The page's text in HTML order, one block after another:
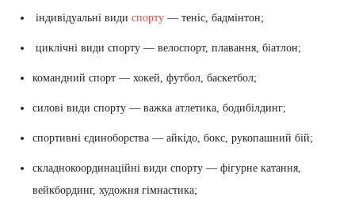
індивідуальні види спорту — теніс, бадмінтон;
циклічні види спорту — велоспорт, плавання, біатлон;
командний спорт — хокей, футбол, баскетбол;
силові види спорту — важка атлетика, бодибілдинг;
спортивні єдиноборства — айкідо, бокс, рукопашний бій;
складнокоординаційні види спорту — фігурне катання,
вейкбординг, художня гімнастика;